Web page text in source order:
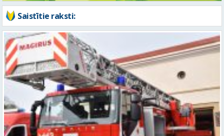
Saistītie raksti: